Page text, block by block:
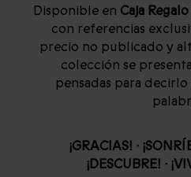
Disponible en Caja
con referencias
precio no publicado y
colección se
pensadas para
¡GRACIAS! ·
¡DESCUBRE! ·